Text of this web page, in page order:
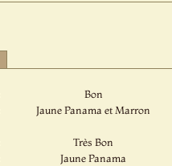
Bon
Jaune Panama et Marron
Très Bon
Jaune Panama